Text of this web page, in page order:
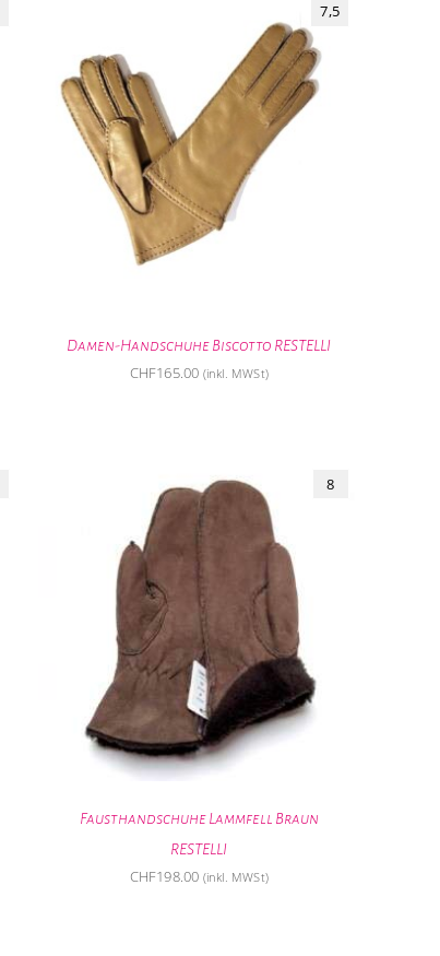
Damen-Handschuhe Biscotto RESTELLI
7,5
CHF165.00 (inkl. MWSt)
Fausthandschuhe Lammfell Braun
RESTELLI
8
CHF198.00 (inkl. MWSt)